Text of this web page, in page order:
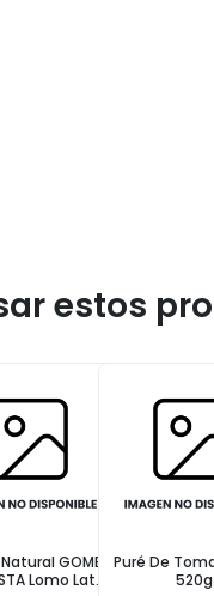
estos
GOMES
Lomo Lata
Puré De
520g